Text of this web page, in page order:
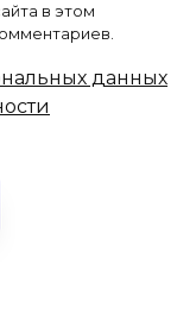
в этом
данных